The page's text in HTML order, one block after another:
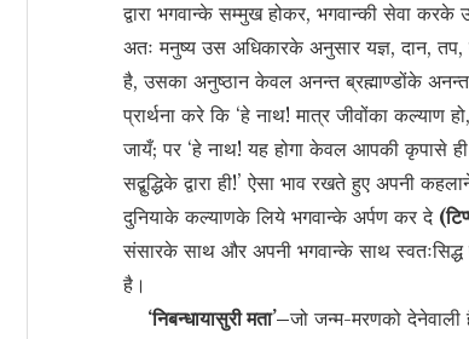
द्वारा भगवान्के सम्मुख होकर, भगवान्की सेवा
अतः मनुष्य उस अधिकारके अनुसार यज्ञ, दान, तप,
है, उसका अनुष्ठान केवल अनन्त ब्रह्माण्डोंके
प्रार्थना करे कि ‘हे नाथ! मात्र जीवोंका कल्याण
जायँ; पर ‘हे नाथ! यह होगा केवल आपकी कृपासे
सद्बुद्धिके द्वारा ही!’ ऐसा भाव रखते हुए अपनी
दुनियाके कल्याणके लिये भगवान्के अर्पण कर दे
संसारके साथ और अपनी भगवान्के साथ
है।
‘निबन्धायासुरी मता’–जो जन्म-मरणको